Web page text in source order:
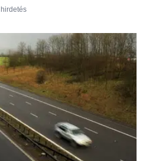
hirdetés